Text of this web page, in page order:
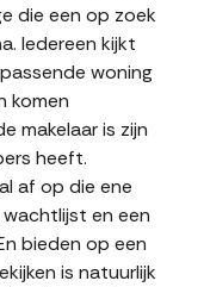
die een op zoek
Iedereen kijkt
woning
komen
makelaar is zijn
heeft.
af op die ene
en een
bieden op een
is natuurlijk